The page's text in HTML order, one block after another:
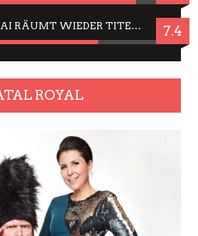
JING JING: IN-THAI RÄUMT WIEDER TITEL AB – EIN ZWEI-STUNDEN-ERLEBNISBERICHT 7.4
ROYAL